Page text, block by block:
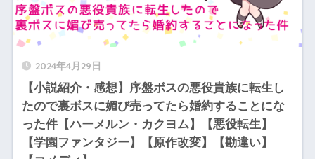
2024年4月29日
【小説紹介・感想】序盤ボスの悪役貴族に転生し
たので裏ボスに媚び売ってたら婚約することにな
った件【ハーメルン・カクヨム】【悪役転生】
【学園ファンタジー】【原作改変】【勘違い】